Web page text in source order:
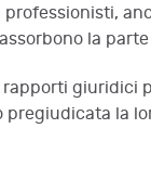
la
la